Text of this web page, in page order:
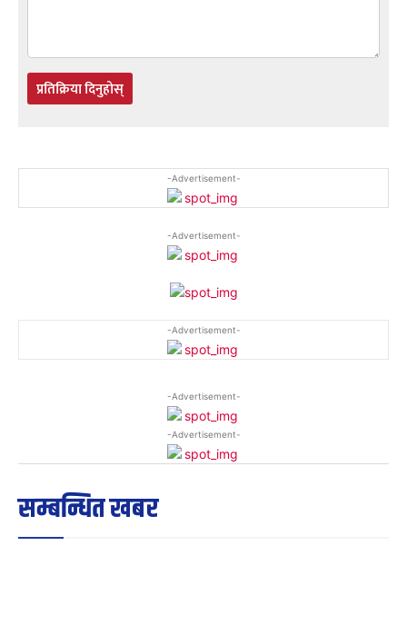
प्रतिक्रिया दिनुहोस्
-Advertisement-
-Advertisement-
-Advertisement-
-Advertisement-
-Advertisement-
सम्बन्धित खबर